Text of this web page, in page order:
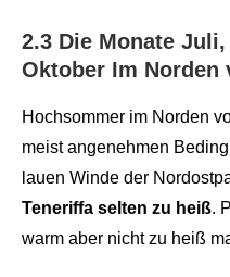
2.3 Die Monate
Oktober Im Norden
Hochsommer im Norden
meist angenehmen
lauen Winde der
Teneriffa selten zu heiß.
warm aber nicht zu heiß